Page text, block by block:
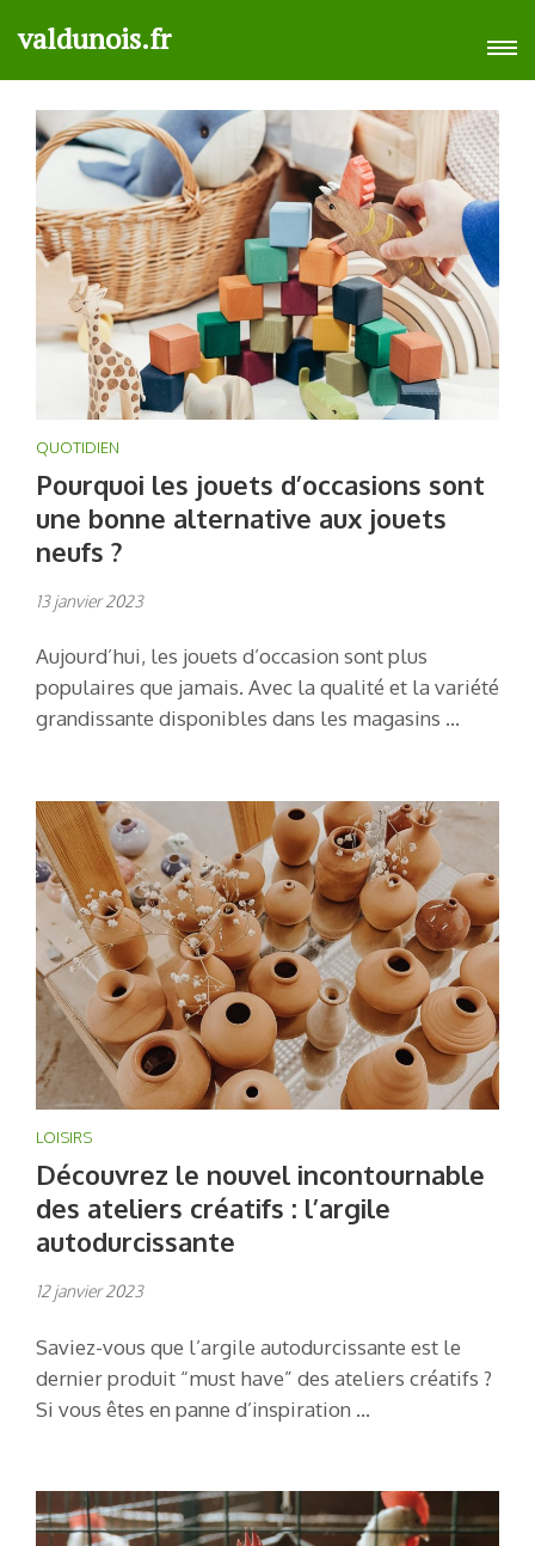
au
contenu
(Pressez
Entrée)
valdunois.fr
QUOTIDIEN
Pourquoi les jouets d’occasions sont
une bonne alternative aux jouets
neufs ?
13 janvier 2023
Aujourd’hui, les jouets d’occasion sont plus
populaires que jamais. Avec la qualité et la variété
grandissante disponibles dans les magasins …
LOISIRS
Découvrez le nouvel incontournable
des ateliers créatifs : l’argile
autodurcissante
12 janvier 2023
Saviez-vous que l’argile autodurcissante est le
dernier produit “must have” des ateliers créatifs ?
Si vous êtes en panne d’inspiration …